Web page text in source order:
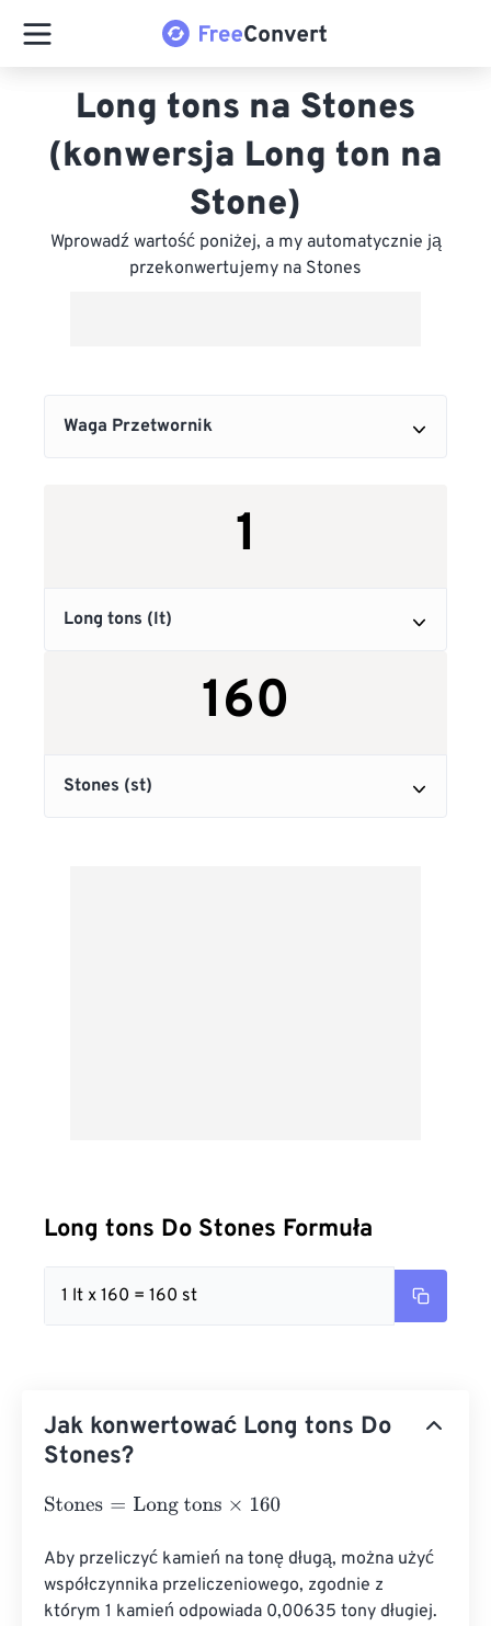
Long tons na Stones
(konwersja Long ton na
Stone)
Wprowadź wartość poniżej, a my automatycznie ją
przekonwertujemy na Stones
Long tons Do Stones Formuła
1 lt x 160 = 160 st
Jak konwertować Long tons Do
Stones?
Stones= Long tons×160
Aby przeliczyć kamień na tonę długą, można użyć
współczynnika przeliczeniowego, zgodnie z
którym 1 kamień odpowiada 0,00635 tony długiej.